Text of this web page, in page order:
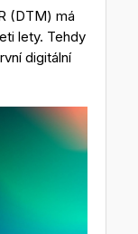
(DTM) má
lety. Tehdy
digitální